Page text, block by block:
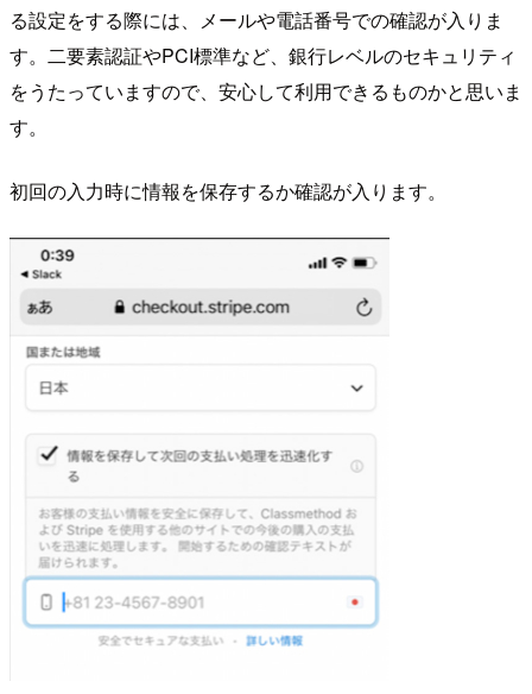
る設定をする際には、メールや電話番号での確認が入りま
す。二要素認証やPCI標準など、銀行レベルのセキュリティ
をうたっていますので、安心して利用できるものかと思いま
す。
初回の入力時に情報を保存するか確認が入ります。